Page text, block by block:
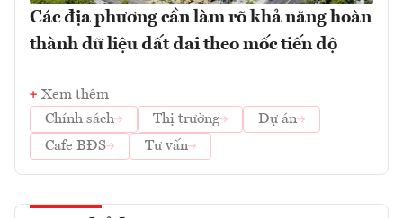
Các địa phương cần làm rõ khả năng hoàn
thành dữ liệu đất đai theo mốc tiến độ
Xem thêm
Chính sách
Thị trường
Dự án
Cafe BĐS
Tư vấn